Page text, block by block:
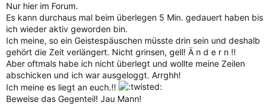
Nur hier im Forum.
Es kann durchaus mal beim überlegen 5 Min. gedauert haben bis
ich wieder aktiv geworden bin.
Ich meine, so ein Geistespäuschen müsste drin sein und deshalb
gehört die Zeit verlängert. Nicht grinsen, gell! Ä n d e r n !!
Aber oftmals habe ich nicht überlegt und wollte meine Zeilen
abschicken und ich war ausgeloggt. Arrghh!
Ich meine es liegt an euch.!!
Beweise das Gegenteil! Jau Mann!